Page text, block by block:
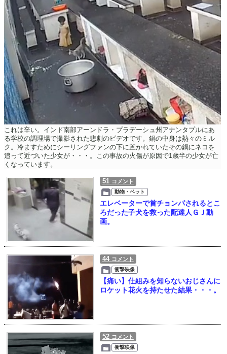
これは辛い。インド南部アーンドラ・プラデーシュ州アナンタプルにあ
る学校の調理場で撮影された悲劇のビデオです。鍋の中身は熱々のミル
ク。冷ますためにシーリングファンの下に置かれていたその鍋にネコを
追って近づいた少女が・・・。この事故の火傷が原因で1歳半の少女が亡
くなっています。
51 コメント
動物・ペット
エレベーターで首チョンパされるとこ
ろだった子犬を救った配達人ＧＪ動
画。
44 コメント
衝撃映像
【痛い】仕組みを知らないおじさんに
ロケット花火を持たせた結果・・・。
52 コメント
衝撃映像